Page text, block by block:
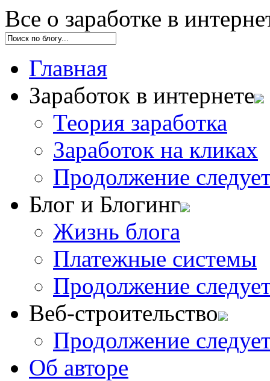
Все о заработке в
Главная
Заработок в интернете
Теория заработка
Заработок на кликах
Продолжение
Блог и Блогинг
Жизнь блога
Платежные системы
Продолжение
Веб-строительство
Продолжение
Об авторе